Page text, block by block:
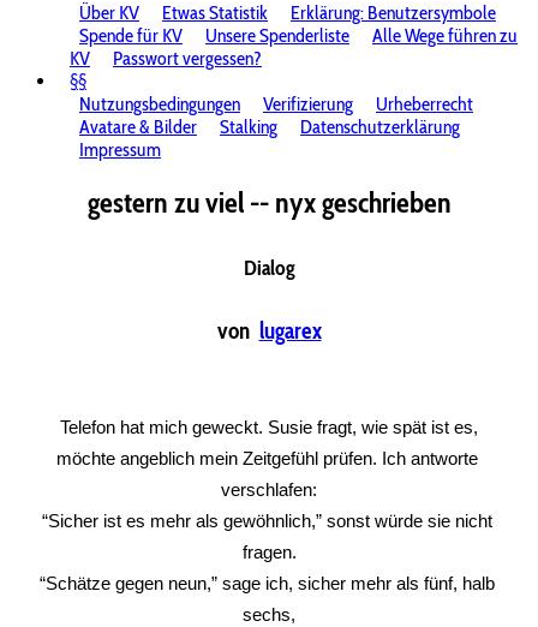
Über KV
Etwas Statistik
Erklärung: Benutzersymbole
Spende für KV
Unsere Spenderliste
Alle Wege führen zu
KV
Passwort vergessen?
§§
Nutzungsbedingungen
Verifizierung
Urheberrecht
Avatare & Bilder
Stalking
Datenschutzerklärung
Impressum
gestern zu viel -- nyx geschrieben
Dialog
von lugarex
Telefon hat mich geweckt. Susie fragt, wie spät ist es,
möchte angeblich mein Zeitgefühl prüfen. Ich antworte
verschlafen:
“Sicher ist es mehr als gewöhnlich,” sonst würde sie nicht
fragen.
“Schätze gegen neun,” sage ich, sicher mehr als fünf, halb
sechs,